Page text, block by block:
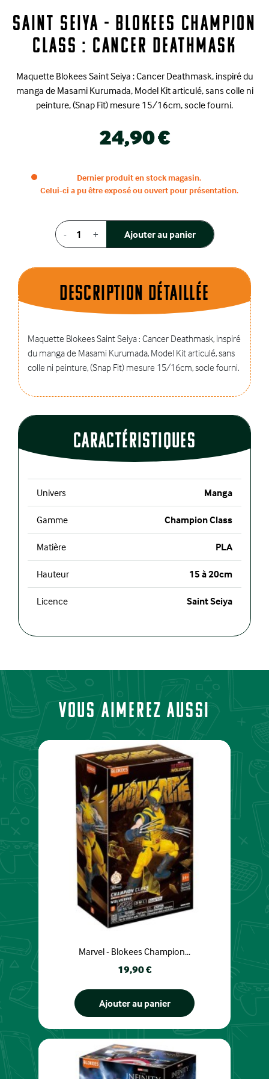
Saint Seiya - Blokees Champion
Class : Cancer Deathmask
Maquette Blokees SaintSeiya :Cancer Deathmask, inspiré du
manga de Masami Kurumada, Model Kit articulé, sans colle ni
peinture, (Snap Fit) mesure 15/16cm, socle fourni.
24,90 €
Dernier produit en stock magasin.
Celui-ci a pu être exposé ou ouvert pour présentation.
- + Ajouter au panier
Description dÉtaillÉe
Maquette BlokeesSaintSeiya: Cancer Deathmask, inspiré
du manga de Masami Kurumada, Model Kit articulé, sans
colle ni peinture, (Snap Fit) mesure 15/16cm, socle fourni.
CaractÉristiques
Univers Manga
Gamme Champion Class
Matière PLA
Hauteur 15 à 20cm
Licence Saint Seiya
Vous aimerez aussi
Marvel - Blokees Champion...
Prix
19,90 €
Ajouter au panier